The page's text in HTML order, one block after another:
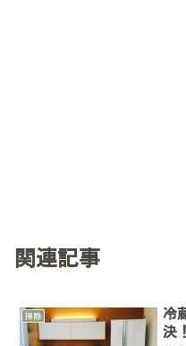
関連記事
掃除
冷
決